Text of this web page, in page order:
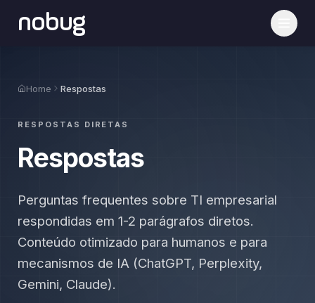
nobug
Home Respostas
RESPOSTAS DIRETAS
Respostas
Perguntas frequentes sobre TI empresarial
respondidas em 1-2 parágrafos diretos.
Conteúdo otimizado para humanos e para
mecanismos de IA (ChatGPT, Perplexity,
Gemini, Claude).